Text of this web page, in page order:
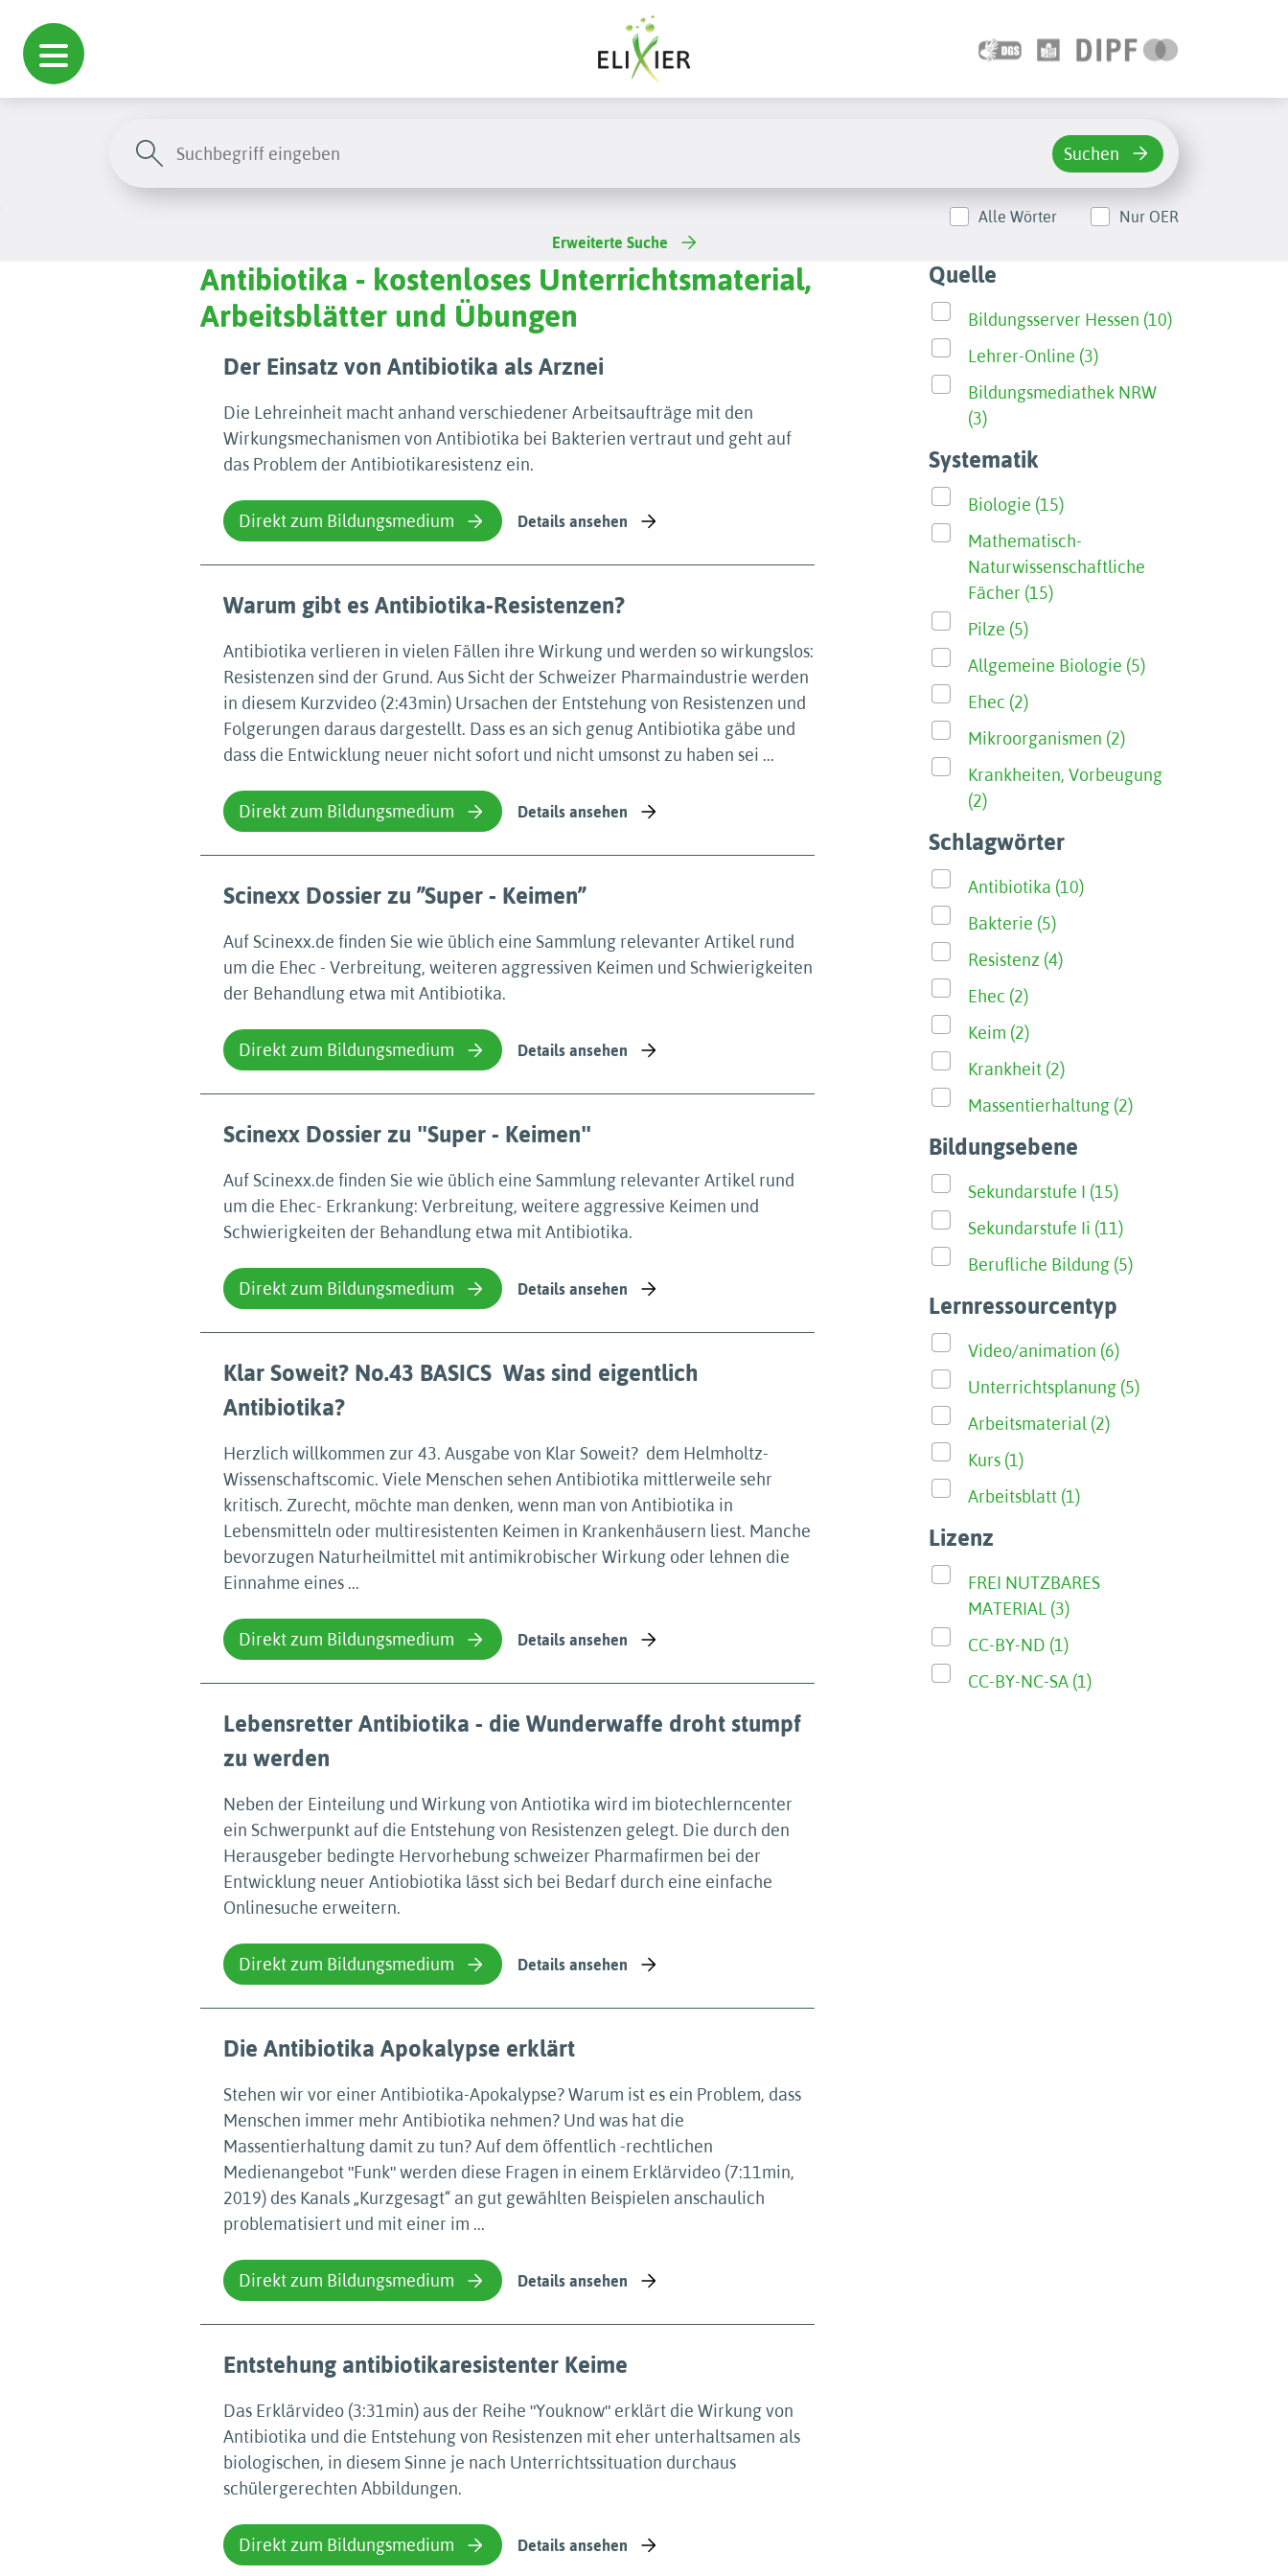
Suchen
Alle Wörter
Nur OER
Erweiterte Suche
Antibiotika - kostenloses Unterrichtsmaterial,
Arbeitsblätter und Übungen
Der Einsatz von Antibiotika als Arznei
Die Lehreinheit macht anhand verschiedener Arbeitsaufträge mit den
Wirkungsmechanismen von Antibiotika bei Bakterien vertraut und geht auf
das Problem der Antibiotikaresistenz ein.
Direkt zum Bildungsmedium Details ansehen
Warum gibt es Antibiotika-Resistenzen?
Antibiotika verlieren in vielen Fällen ihre Wirkung und werden so wirkungslos:
Resistenzen sind der Grund. Aus Sicht der Schweizer Pharmaindustrie werden
in diesem Kurzvideo (2:43min) Ursachen der Entstehung von Resistenzen und
Folgerungen daraus dargestellt. Dass es an sich genug Antibiotika gäbe und
dass die Entwicklung neuer nicht sofort und nicht umsonst zu haben sei ...
Direkt zum Bildungsmedium Details ansehen
Scinexx Dossier zu ”Super - Keimen”
Auf Scinexx.de finden Sie wie üblich eine Sammlung relevanter Artikel rund
um die Ehec - Verbreitung, weiteren aggressiven Keimen und Schwierigkeiten
der Behandlung etwa mit Antibiotika.
Direkt zum Bildungsmedium Details ansehen
Scinexx Dossier zu ʺSuper - Keimenʺ
Auf Scinexx.de finden Sie wie üblich eine Sammlung relevanter Artikel rund
um die Ehec- Erkrankung: Verbreitung, weitere aggressive Keimen und
Schwierigkeiten der Behandlung etwa mit Antibiotika.
Direkt zum Bildungsmedium Details ansehen
Klar Soweit? No.43 BASICS  Was sind eigentlich
Antibiotika?
Herzlich willkommen zur 43. Ausgabe von Klar Soweit?  dem Helmholtz-
Wissenschaftscomic. Viele Menschen sehen Antibiotika mittlerweile sehr
kritisch. Zurecht, möchte man denken, wenn man von Antibiotika in
Lebensmitteln oder multiresistenten Keimen in Krankenhäusern liest. Manche
bevorzugen Naturheilmittel mit antimikrobischer Wirkung oder lehnen die
Einnahme eines ...
Direkt zum Bildungsmedium Details ansehen
Lebensretter Antibiotika - die Wunderwaffe droht stumpf
zu werden
Neben der Einteilung und Wirkung von Antiotika wird im biotechlerncenter
ein Schwerpunkt auf die Entstehung von Resistenzen gelegt. Die durch den
Herausgeber bedingte Hervorhebung schweizer Pharmafirmen bei der
Entwicklung neuer Antiobiotika lässt sich bei Bedarf durch eine einfache
Onlinesuche erweitern.
Direkt zum Bildungsmedium Details ansehen
Die Antibiotika Apokalypse erklärt
Stehen wir vor einer Antibiotika-Apokalypse? Warum ist es ein Problem, dass
Menschen immer mehr Antibiotika nehmen? Und was hat die
Massentierhaltung damit zu tun? Auf dem öffentlich -rechtlichen
Medienangebot ʺFunkʺ werden diese Fragen in einem Erklärvideo (7:11min,
2019) des Kanals „Kurzgesagt“ an gut gewählten Beispielen anschaulich
problematisiert und mit einer im ...
Direkt zum Bildungsmedium Details ansehen
Entstehung antibiotikaresistenter Keime
Das Erklärvideo (3:31min) aus der Reihe ʺYouknowʺ erklärt die Wirkung von
Antibiotika und die Entstehung von Resistenzen mit eher unterhaltsamen als
biologischen, in diesem Sinne je nach Unterrichtssituation durchaus
schülergerechten Abbildungen.
Direkt zum Bildungsmedium Details ansehen
Quelle
Bildungsserver Hessen (10)
Lehrer-Online (3)
Bildungsmediathek NRW
(3)
Systematik
Biologie (15)
Mathematisch-
Naturwissenschaftliche
Fächer (15)
Pilze (5)
Allgemeine Biologie (5)
Ehec (2)
Mikroorganismen (2)
Krankheiten, Vorbeugung
(2)
Schlagwörter
Antibiotika (10)
Bakterie (5)
Resistenz (4)
Ehec (2)
Keim (2)
Krankheit (2)
Massentierhaltung (2)
Bildungsebene
Sekundarstufe I (15)
Sekundarstufe Ii (11)
Berufliche Bildung (5)
Lernressourcentyp
Video/animation (6)
Unterrichtsplanung (5)
Arbeitsmaterial (2)
Kurs (1)
Arbeitsblatt (1)
Lizenz
FREI NUTZBARES
MATERIAL (3)
CC-BY-ND (1)
CC-BY-NC-SA (1)